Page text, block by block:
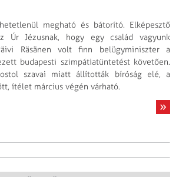
megható és bátorító. Elképesztő
Úr Jézusnak, hogy egy család vagyunk
Räsänen volt finn belügyminiszter a
budapesti szimpátiatüntetést követően.
szavai miatt állították bíróság elé, a
ítélet március végén várható.